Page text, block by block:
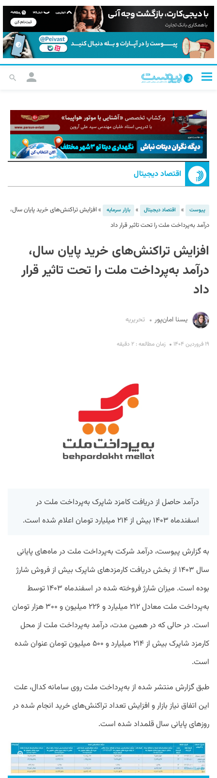
اقتصاد دیجیتال
پیوست » اقتصاد دیجیتال » بازار سرمایه » افزایش تراکنش‌های خرید پایان سال،
درآمد به‌پرداخت ملت را تحت تاثیر قرار داد
افزایش تراکنش‌های خرید پایان سال،
درآمد به‌پرداخت ملت را تحت تاثیر قرار
داد
یسنا امان‌پور تحریریه
۱۹ فروردین ۱۴۰۴ زمان مطالعه : ۲ دقیقه
درآمد حاصل از دریافت کامزد شاپرک به‌پرداخت ملت در
اسفندماه ۱۴۰۳ بیش از ۲۱۴ میلیارد تومان اعلام شده است.
به‌ گزارش پیوست، درآمد شرکت به‌پرداخت ملت در ماه‌های پایانی
سال ۱۴۰۳ از بخش دریافت کارمزدهای شاپرک بیش از فروش شارژ
بوده است. میزان شارژ فروخته شده در اسفندماه ۱۴۰۳ توسط
به‌پرداخت ملت معادل ۲۱۲ میلیارد و ۲۲۶ میلیون و ۳۰۰ هزار تومان
است. در حالی که در همین مدت، درآمد به‌پرداخت ملت از محل
کارمزد شاپرک بیش از ۲۱۴ میلیارد و ۵۰۰ میلیون تومان عنوان شده
است.
طبق گزارش منتشر شده از به‌پرداخت ملت روی سامانه کدال، علت
این اتفاق نیاز بازار و افزایش تعداد تراکنش‌های خرید انجام شده در
روزهای پایانی سال قلمداد شده است.